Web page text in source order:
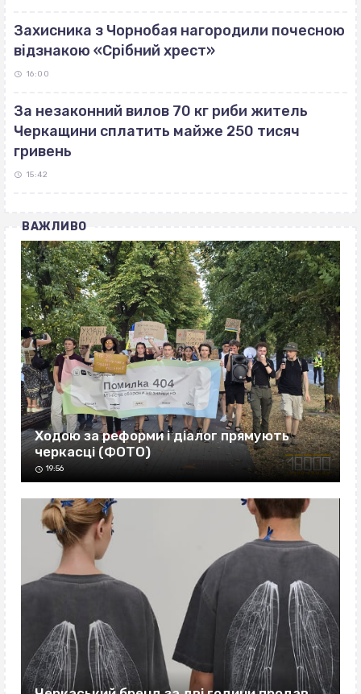
Захисника з Чорнобая нагородили почесною
відзнакою «Срібний хрест»
16:00
За незаконний вилов 70 кг риби житель
Черкащини сплатить майже 250 тисяч
гривень
15:42
ВАЖЛИВО
Ходою за реформи і діалог прямують
черкасці (ФОТО)
19:56